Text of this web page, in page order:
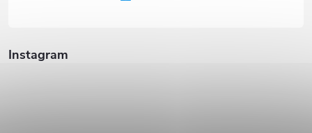
Instagram